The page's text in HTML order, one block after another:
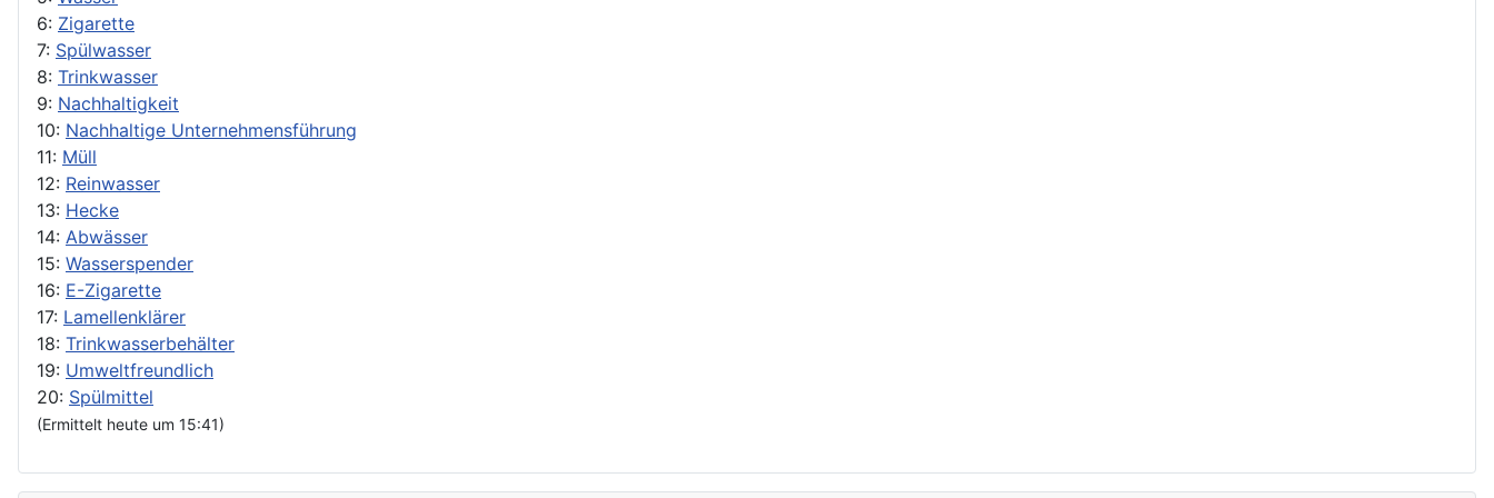
6: Zigarette
7: Spülwasser
8: Trinkwasser
9: Nachhaltigkeit
10: Nachhaltige Unternehmensführung
11: Müll
12: Reinwasser
13: Hecke
14: Abwässer
15: Wasserspender
16: E-Zigarette
17: Lamellenklärer
18: Trinkwasserbehälter
19: Umweltfreundlich
20: Spülmittel
(Ermittelt heute um 15:41)